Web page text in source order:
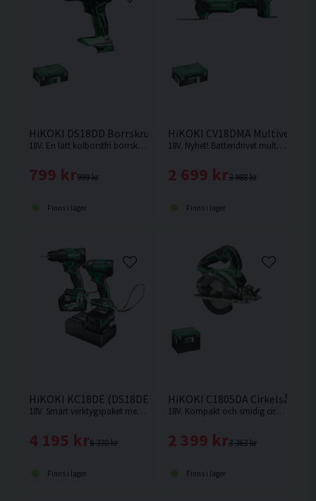
HiKOKI DS18DD Borrskruvdragare 18V HSC
18V. En lätt kolborstfri borrskruvdragare med enastående balans och manövrerbarhet från HiKOKI. Levereras utan batteri och laddare.
999 kr
799 kr
Finns i lager
HiKOKI CV18DMA Multiverktyg
18V. Nyhet! Batteridrivet multiverktyg på 18V i vibrationsdämpat utförande med kolborstfri motor och StarlockMax verktygsfäste. Levereras utan batteri och laddare.
3 988 kr
2 699 kr
Finns i lager
HiKOKI KC18DE (DS18DE/WH18DE) Verktygspaket 18V
18V. Smart verktygspaket med 2 st kompakta och kraftfulla 18V batteriverktyg. Nu med nya BSL36A18X batterier.
6 370 kr
4 195 kr
Finns i lager
HiKOKI C1805DA Cirkelsåg
18V. Kompakt och smidig cirkelsåg med hög kapacitet från HiKOKI. Levereras utan batteri och laddare. Trallskolan kampanj - Levereras inklusive 1st extra sågklinga.
3 363 kr
2 399 kr
Finns i lager